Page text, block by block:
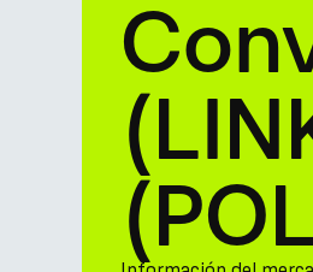
Mercados
PARK
Recursos
Compañía